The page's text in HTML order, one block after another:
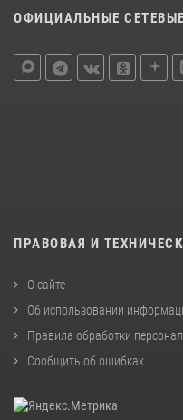
ОФИЦИАЛЬНЫЕ
ПРАВОВАЯ И
О сайте
Об использовании
Правила обработки
Сообщить об ошибках